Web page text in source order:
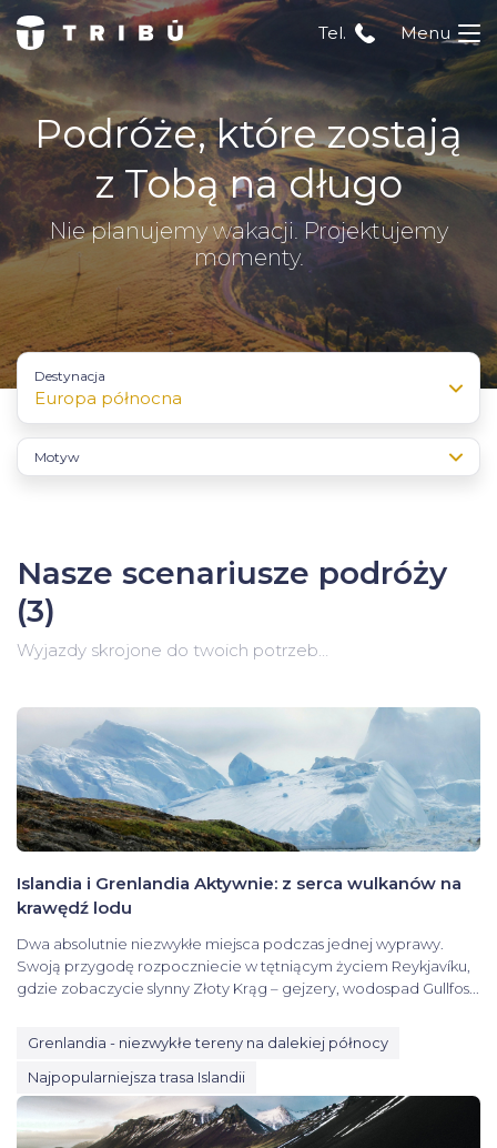
Tel. Menu
Podróże, które zostają
z Tobą na długo
Nie planujemy wakacji. Projektujemy
momenty.
Destynacja
Europa północna
Motyw
Nasze scenariusze podróży
(3)
Wyjazdy skrojone do twoich potrzeb…
Islandia i Grenlandia Aktywnie: z serca wulkanów na
krawędź lodu
Dwa absolutnie niezwykłe miejsca podczas jednej wyprawy.
Swoją przygodę rozpoczniecie w tętniącym życiem Reykjavíku,
gdzie zobaczycie slynny Złoty Krąg – gejzery, wodospad Gullfos...
Grenlandia - niezwykłe tereny na dalekiej północy
Najpopularniejsza trasa Islandii